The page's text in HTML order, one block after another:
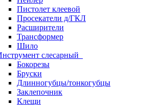
Пистолет клеевой
Просекатели д/ГКЛ
Расширители
Трансформер
Шило
слесарный
Бокорезы
Бруски
Длинногубцы/тонкогубцы
Заклепочник
Клещи